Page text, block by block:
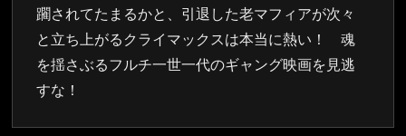
躙されてたまるかと、引退した老マフィアが次々
と立ち上がるクライマックスは本当に熱い！ 魂
を揺さぶるフルチ一世一代のギャング映画を見逃
すな！